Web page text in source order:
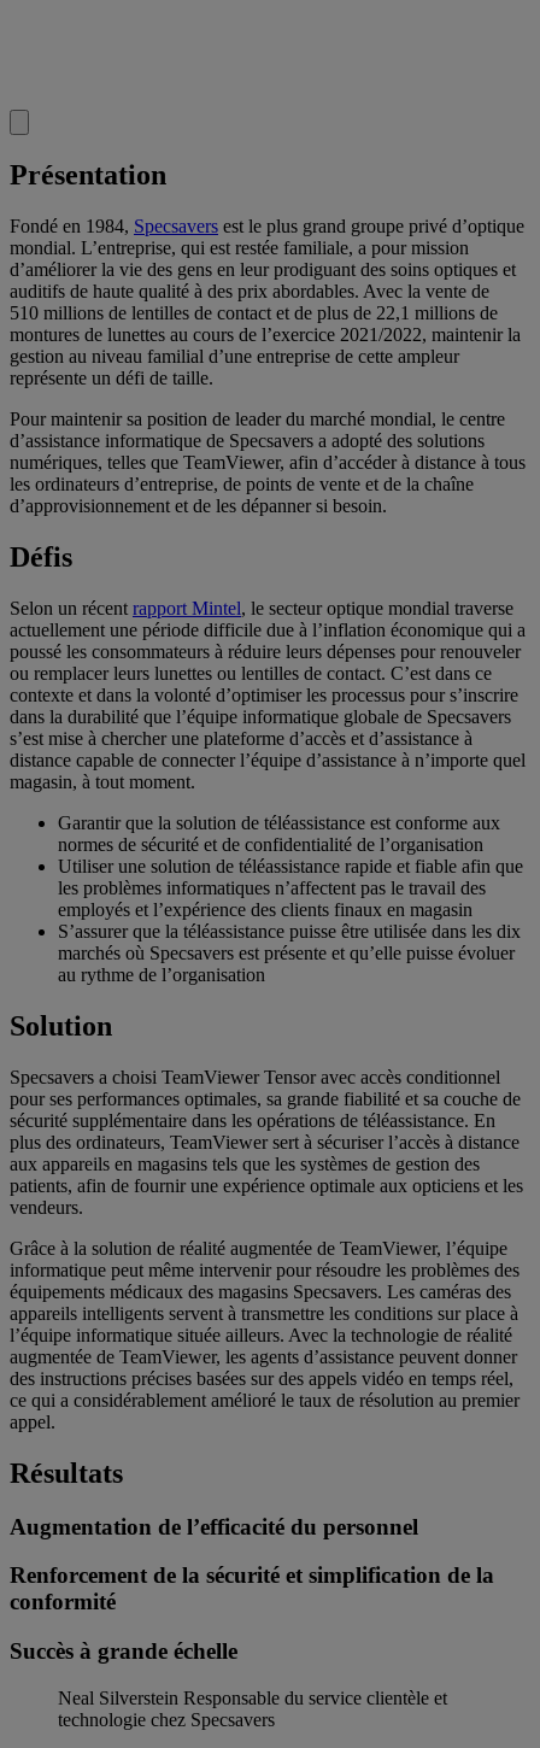
Présentation
Fondé en 1984, Specsavers est le plus grand groupe privé d’optique
mondial. L’entreprise, qui est restée familiale, a pour mission
d’améliorer la vie des gens en leur prodiguant des soins optiques et
auditifs de haute qualité à des prix abordables. Avec la vente de
510 millions de lentilles de contact et de plus de 22,1 millions de
montures de lunettes au cours de l’exercice 2021/2022, maintenir la
gestion au niveau familial d’une entreprise de cette ampleur
représente un défi de taille.
Pour maintenir sa position de leader du marché mondial, le centre
d’assistance informatique de Specsavers a adopté des solutions
numériques, telles que TeamViewer, afin d’accéder à distance à tous
les ordinateurs d’entreprise, de points de vente et de la chaîne
d’approvisionnement et de les dépanner si besoin.
Défis
Selon un récent rapport Mintel, le secteur optique mondial traverse
actuellement une période difficile due à l’inflation économique qui a
poussé les consommateurs à réduire leurs dépenses pour renouveler
ou remplacer leurs lunettes ou lentilles de contact. C’est dans ce
contexte et dans la volonté d’optimiser les processus pour s’inscrire
dans la durabilité que l’équipe informatique globale de Specsavers
s’est mise à chercher une plateforme d’accès et d’assistance à
distance capable de connecter l’équipe d’assistance à n’importe quel
magasin, à tout moment.
Garantir que la solution de téléassistance est conforme aux
normes de sécurité et de confidentialité de l’organisation
Utiliser une solution de téléassistance rapide et fiable afin que
les problèmes informatiques n’affectent pas le travail des
employés et l’expérience des clients finaux en magasin
S’assurer que la téléassistance puisse être utilisée dans les dix
marchés où Specsavers est présente et qu’elle puisse évoluer
au rythme de l’organisation
Solution
Specsavers a choisi TeamViewer Tensor avec accès conditionnel
pour ses performances optimales, sa grande fiabilité et sa couche de
sécurité supplémentaire dans les opérations de téléassistance. En
plus des ordinateurs, TeamViewer sert à sécuriser l’accès à distance
aux appareils en magasins tels que les systèmes de gestion des
patients, afin de fournir une expérience optimale aux opticiens et les
vendeurs.
Grâce à la solution de réalité augmentée de TeamViewer, l’équipe
informatique peut même intervenir pour résoudre les problèmes des
équipements médicaux des magasins Specsavers. Les caméras des
appareils intelligents servent à transmettre les conditions sur place à
l’équipe informatique située ailleurs. Avec la technologie de réalité
augmentée de TeamViewer, les agents d’assistance peuvent donner
des instructions précises basées sur des appels vidéo en temps réel,
ce qui a considérablement amélioré le taux de résolution au premier
appel.
Résultats
Augmentation de l’efficacité du personnel
Renforcement de la sécurité et simplification de la
conformité
Succès à grande échelle
Neal Silverstein Responsable du service clientèle et
technologie chez Specsavers